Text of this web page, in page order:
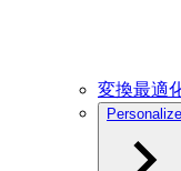
変換最適
Personalize